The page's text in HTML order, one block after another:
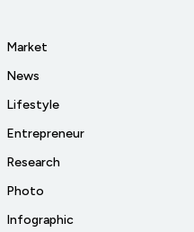
Market
News
Lifestyle
Entrepreneur
Research
Photo
Infographic